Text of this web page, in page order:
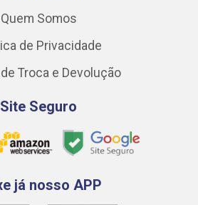
Quem Somos
de Privacidade
Troca e Devolução
Site Seguro
já nosso APP